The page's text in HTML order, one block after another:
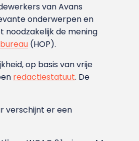
van Avans
onderwerpen en
noodzakelijk de mening
(HOP).
op basis van vrije
redactiestatuut. De
verschijnt er een